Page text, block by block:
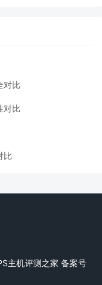
对比
对比
比
主机评测之家 备案号